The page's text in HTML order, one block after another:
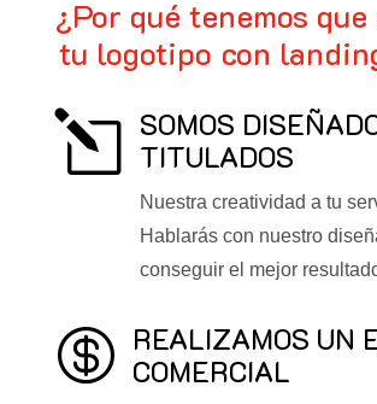
¿Por qué tenemos
tu logotipo con
l SOMOS
TITULADOS
Nuestra creatividad a tu
Hablarás con nuestro
conseguir el mejor
 REALIZAMOS UN
COMERCIAL